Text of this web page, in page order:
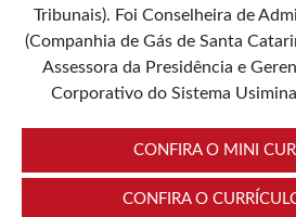
Tribunais). Foi Conselheira de
(Companhia de Gás de Santa
Assessora da Presidência e
Corporativo do Sistema
CONFIRA O MINI
CONFIRA O